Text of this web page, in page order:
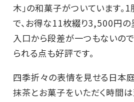
木」の和菓子がついています。
で、お得な11枚綴り3,500円の
入口から段差が一つもないので
られる点も好評です。
四季折々の表情を見せる日本
抹茶とお菓子をいただく時間